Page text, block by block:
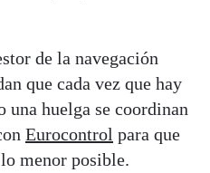
de la navegación
que cada vez que hay
una huelga se coordinan
Eurocontrol para que
menor posible.